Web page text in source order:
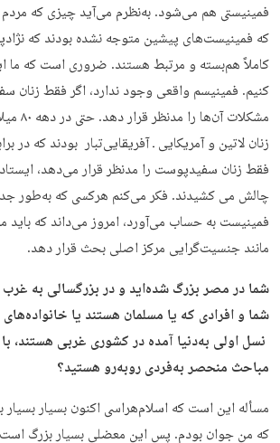
فمینیستی هم می‌شود. به‌نظرم می‌آید چيزى كه
که فمینیست‌های پیشین متوجه نشده بودند که
کاملاً هم‌بسته و مرتبط هستند. ضروری است که ما
کنیم. فمینیسم واقعی وجود ندارد، اگر فقط زنان
مشکلات
زنان لاتین و آمریکایی‌ ـ آفریقایی‌تبار بودند که در
فقط زنان سفیدپوست را مدنظر قرار می‌دهد،
چالش می کشیدند. فکر می‌کنم هرکسی که به‌طور
فمینیست به حساب می‌آورد، امروز می‌داند که بايد
مانند جنسیت‌گرایی مركز اصلى بحث قرار دهد.
شما در مصر بزرگ شده‌اید و در بزرگسالی به
شما و افرادی كه يا مسلمان هستند يا خانواده‌‌های
نسل اولی به‌دنيا آمده در كشورى غربى هستند،
مباحث منحصر به‌فردى روبه‌رو هستید؟
مسأله‌ این است که اسلام‌هراسی اکنون بسیار بسیار
که من جوان بودم. پس این معضلی بسیار بزرگ